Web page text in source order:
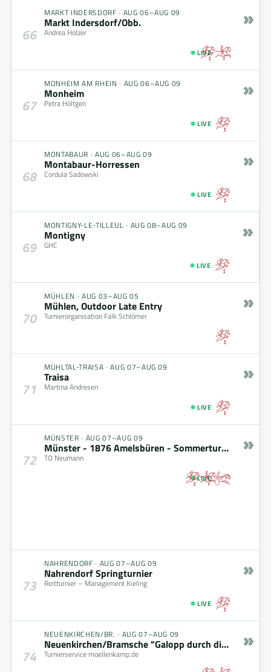
66
MARKT INDERSDORF · AUG 06–AUG 09
Markt Indersdorf/Obb.
Andrea Holzer
LIVE
»
67
MONHEIM AM RHEIN · AUG 06–AUG 09
Monheim
Petra Höltgen
LIVE
»
68
MONTABAUR · AUG 06–AUG 09
Montabaur-Horressen
Cordula Sadowski
LIVE
»
69
MONTIGNY-LE-TILLEUL · AUG 08–AUG 09
Montigny
GHC
LIVE
»
70
MÜHLEN · AUG 03–AUG 05
Mühlen, Outdoor Late Entry
Turnierorganisation Falk Schlömer
»
71
MÜHLTAL-TRAISA ·AUG 07–AUG 09
Traisa
Martina Andresen
LIVE
»
72
MÜNSTER · AUG 07–AUG 09
Münster - 1876 Amelsbüren - Sommerturnier 2026
TO Neumann
LIVE
»
73
NAHRENDORF · AUG 07–AUG 09
Nahrendorf Springturnier
Reitturnier – Management Kieling
LIVE
»
74
NEUENKIRCHEN/BR. · AUG 07–AUG 09
Neuenkirchen/Bramsche "Galopp durch die Baustelle"
Turnierservice moellenkamp.de
»